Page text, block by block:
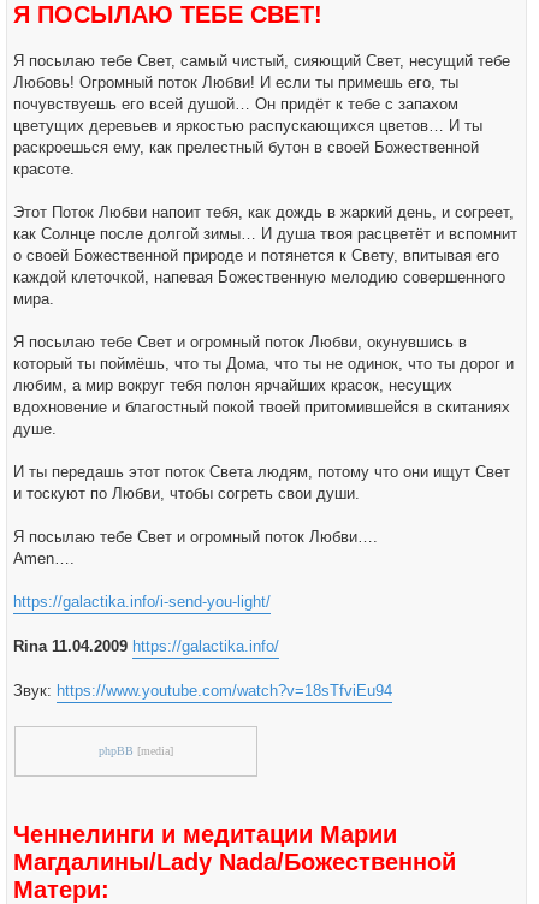
Я ПОСЫЛАЮ ТЕБЕ СВЕТ!
Я посылаю тебе Свет, самый чистый, сияющий Свет, несущий тебе
Любовь! Огромный поток Любви! И если ты примешь его, ты
почувствуешь его всей душой… Он придёт к тебе с запахом
цветущих деревьев и яркостью распускающихся цветов… И ты
раскроешься ему, как прелестный бутон в своей Божественной
красоте.
Этот Поток Любви напоит тебя, как дождь в жаркий день, и согреет,
как Солнце после долгой зимы… И душа твоя расцветёт и вспомнит
о своей Божественной природе и потянется к Свету, впитывая его
каждой клеточкой, напевая Божественную мелодию совершенного
мира.
Я посылаю тебе Свет и огромный поток Любви, окунувшись в
который ты поймёшь, что ты Дома, что ты не одинок, что ты дорог и
любим, а мир вокруг тебя полон ярчайших красок, несущих
вдохновение и благостный покой твоей притомившейся в скитаниях
душе.
И ты передашь этот поток Света людям, потому что они ищут Свет
и тоскуют по Любви, чтобы согреть свои души.
Я посылаю тебе Свет и огромный поток Любви….
Amen….
https://galactika.info/i-send-you-light/
Rina 11.04.2009 https://galactika.info/
Звук: https://www.youtube.com/watch?v=18sTfviEu94
phpBB [media]
Ченнелинги и медитации Марии
Магдалины/Lady Nada/Божественной
Матери: